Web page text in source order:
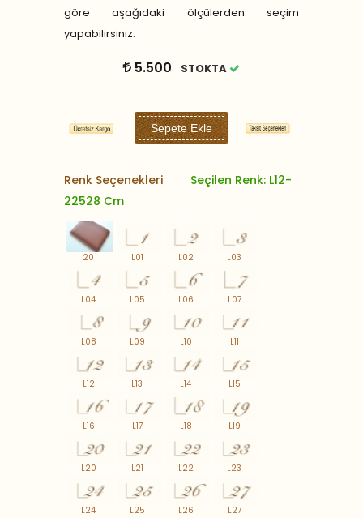
göre aşağıdaki ölçülerden seçim
yapabilirsiniz.
5.500 STOKTA
Sepete Ekle
Renk Seçenekleri
Seçilen Renk: L12-
22528 Cm
20 L01 L02 L03
L04 L05 L06 L07
L08 L09 L10 L11
L12 L13 L14 L15
L16 L17 L18 L19
L20 L21 L22 L23
L24 L25 L26 L27